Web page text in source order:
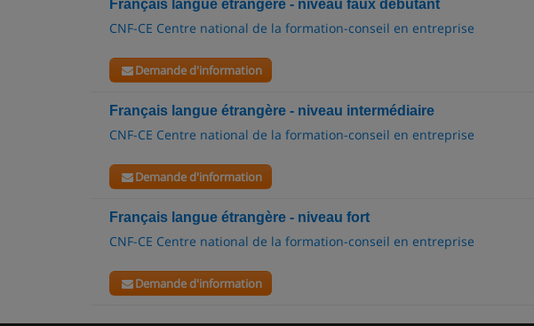
Français langue étrangère - niveau faux débutant
CNF-CE Centre national de la formation-conseil en entreprise
Demande d'information
Français langue étrangère - niveau intermédiaire
CNF-CE Centre national de la formation-conseil en entreprise
Demande d'information
Français langue étrangère - niveau fort
CNF-CE Centre national de la formation-conseil en entreprise
Demande d'information